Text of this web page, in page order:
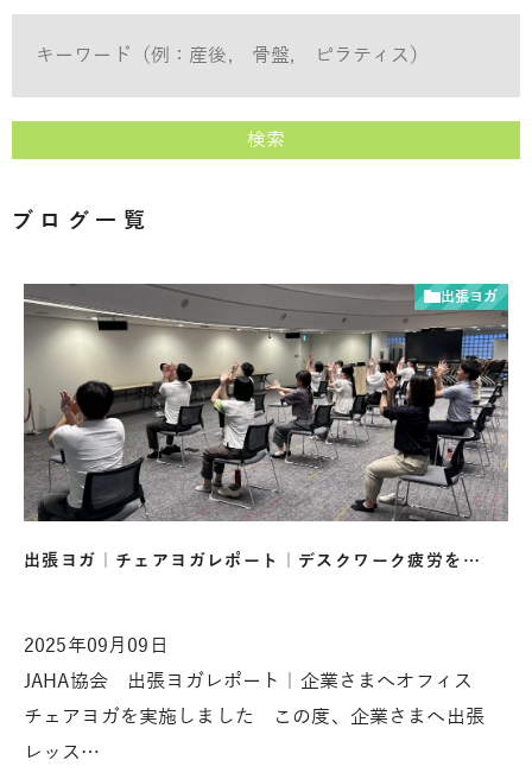
検索
ブログ一覧
出張ヨガ
出張ヨガ｜チェアヨガレポート｜デスクワーク疲労を…
2025年09月09日
JAHA協会 出張ヨガレポート｜企業さまへオフィス
チェアヨガを実施しました この度、企業さまへ出張
レッス…